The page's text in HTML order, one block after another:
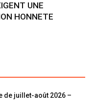
UNE
HONNETE
de juillet-août 2026 –